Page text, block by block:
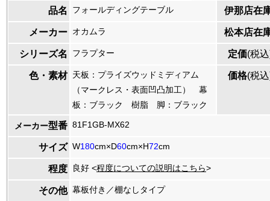
品名 フォールディングテーブル 伊那店在
メーカー オカムラ 松本店在
シリーズ名 フラプター 定価(税
色・素材 天板：プライズウッドミディアム
（マークレス・表面凹凸加工） 幕
板：ブラック 樹脂 脚：ブラック
価格(税
メーカー型番 81F1GB-MX62
サイズ W180cm×D60cm×H72cm
程度 良好 <程度についての説明はこちら>
その他 幕板付き／棚なしタイプ